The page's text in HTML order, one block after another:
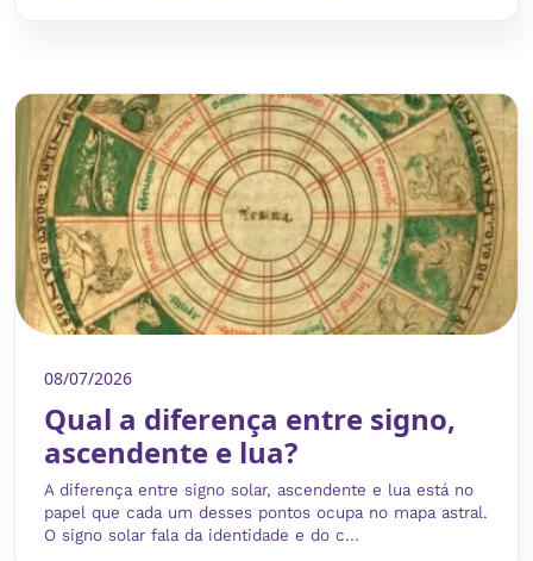
08/07/2026
Qual a diferença entre signo,
ascendente e lua?
A diferença entre signo solar, ascendente e lua está no
papel que cada um desses pontos ocupa no mapa astral.
O signo solar fala da identidade e do c...